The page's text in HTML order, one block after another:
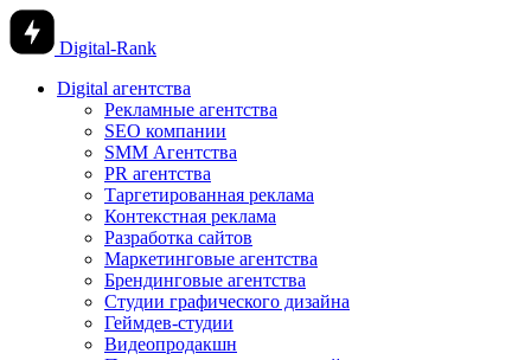
Digital-Rank
Digital агентства
Рекламные агентства
SEO компании
SMM Агентства
PR агентства
Таргетированная реклама
Контекстная реклама
Разработка сайтов
Маркетинговые агентства
Брендинговые агентства
Студии графического дизайна
Геймдев-студии
Видеопродакшн